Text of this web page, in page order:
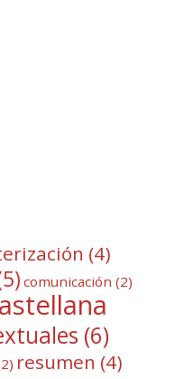
(4)
comunicación (2)
(6)
resumen (4)